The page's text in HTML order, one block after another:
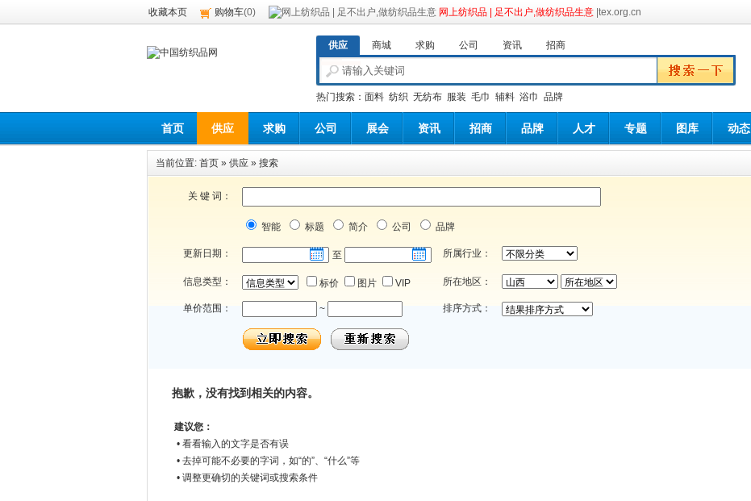
网上纺织品 | 足不出户,做纺织品生意
收藏本页 购物车(0) |tex.org.cn
供应 商城 求购 公司 资讯 招商
热门搜索： 面料 纺织 无纺布 服装 毛巾 辅料 浴巾 品牌
首页 供应 求购 公司 展会 资讯 招商 品牌 人才 专题 图库 动态
当前位置: 首页 » 供应 » 搜索
关 键 词：
智能 标题 简介 公司 品牌
更新日期： 至 所属行业：
信息类型： 标价 图片 VIP 所在地区：
单价范围： ~ 排序方式：
抱歉，没有找到相关的内容。
建议您：
• 看看输入的文字是否有误
• 去掉可能不必要的字词，如“的”、“什么”等
• 调整更确切的关键词或搜索条件